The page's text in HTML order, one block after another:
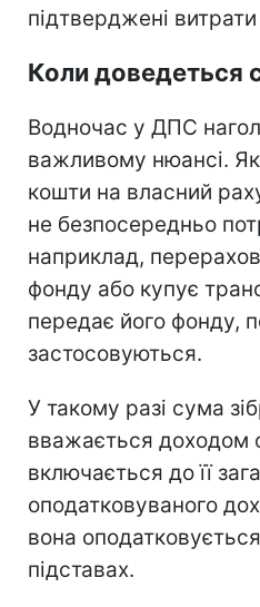
підтверджені
Коли доведеться
Водночас у ДПС
важливому нюансі.
кошти на власний
не безпосередньо
наприклад,
фонду або купує
передає його фонду,
застосовуються.
У такому разі сума
вважається доходом
включається до її
оподатковуваного
вона
підставах.